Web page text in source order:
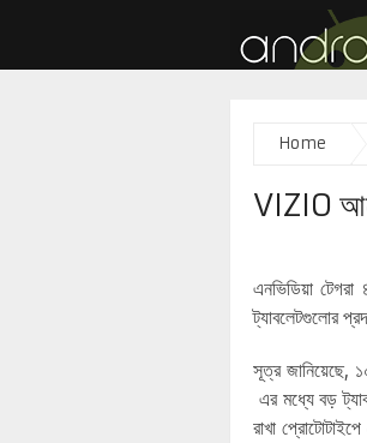
Home
VIZIO
এনভিডিয়া
ট্যাবলেটগুলোর
সূত্র জানিয়েছে,
এর মধ্যে বড়
রাখা